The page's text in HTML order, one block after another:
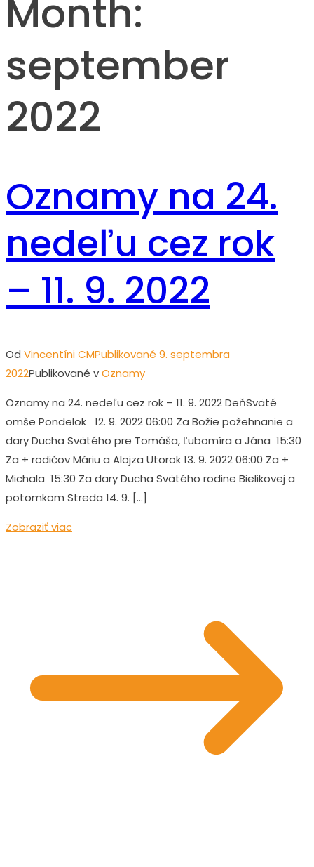
Month:
september
2022
Oznamy na 24.
nedeľu cez rok
– 11. 9. 2022
Od Vincentíni CMPublikované 9. septembra
2022Publikované vOznamy
Oznamy na 24. nedeľu cez rok – 11. 9. 2022 DeňSväté
omše Pondelok 12. 9. 2022 06:00 Za Božie požehnanie a
dary Ducha Svätého pre Tomáša, Ľubomíra a Jána 15:30
Za + rodičov Máriu a Alojza Utorok 13. 9. 2022 06:00 Za +
Michala 15:30 Za dary Ducha Svätého rodine Bielikovej a
potomkom Streda 14. 9. […]
Zobraziť viac